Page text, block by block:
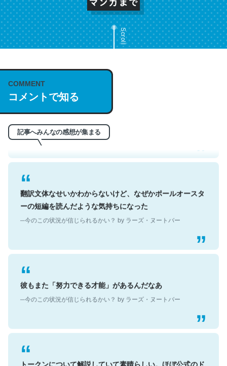
Scroll
COMMENT
コメントで知る
記事へみんなの感想が集まる
これは名文。彼はとてもクレバーなんだろうなと凄く思
う。英語少しでも読める人は原文もお勧め。自分はこの流
れ好き。Let’s Fucking Go. Then Covid hit. Shit.
─今のこの状況が信じられるかい？ by ラーズ・ヌートバー
翻訳文体なせいかわからないけど、なぜかポールオースタ
ーの短編を読んだような気持ちになった
─今のこの状況が信じられるかい？ by ラーズ・ヌートバー
彼もまた「努力できる才能」があるんだなあ
─今のこの状況が信じられるかい？ by ラーズ・ヌートバー
トークンについて解説していて素晴らしい。ほぼ公式のド